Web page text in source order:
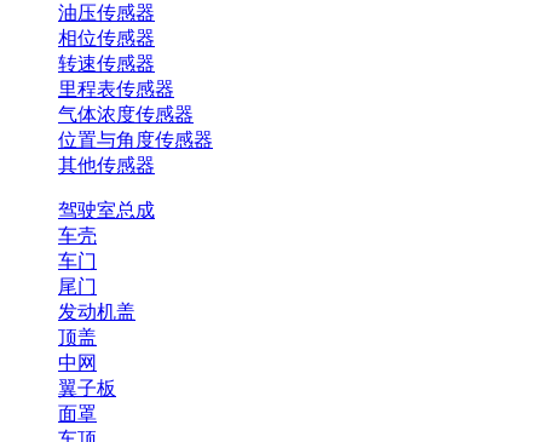
油压传感器
相位传感器
转速传感器
里程表传感器
气体浓度传感器
位置与角度传感器
其他传感器
驾驶室总成
车壳
车门
尾门
发动机盖
顶盖
中网
翼子板
面罩